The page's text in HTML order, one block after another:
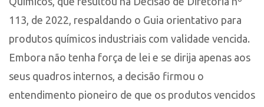
113, de 2022, respaldando o Guia orientativo para
produtos químicos industriais com validade vencida.
Embora não tenha força de lei e se dirija apenas aos
seus quadros internos, a decisão firmou o
entendimento pioneiro de que os produtos vencidos